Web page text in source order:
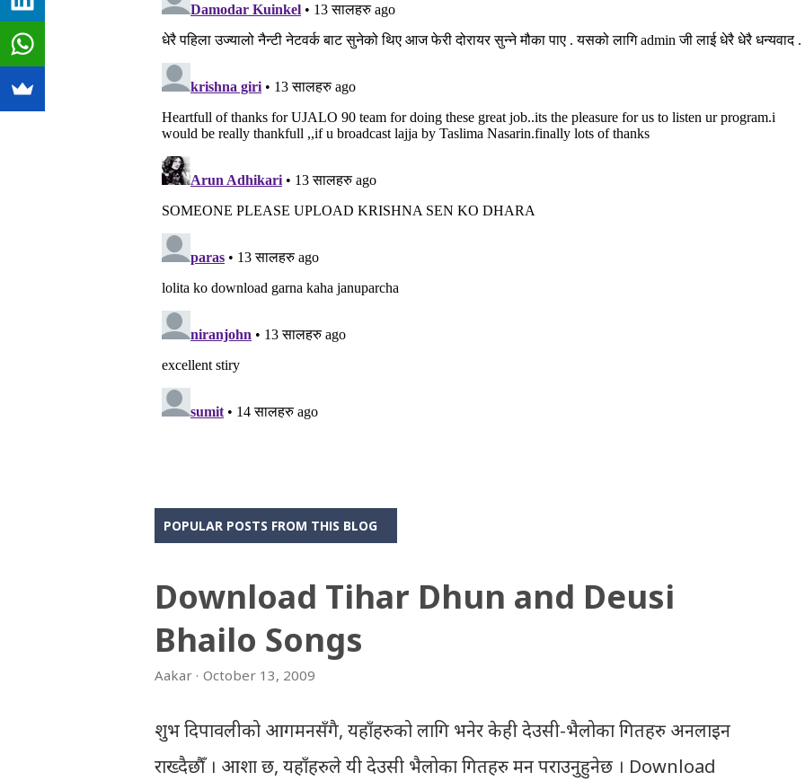
POPULAR POSTS FROM THIS BLOG
Download Tihar Dhun and Deusi
Bhailo Songs
Aakar October 13, 2009
शुभ दिपावलीको आगमनसँगै, यहाँहरुको लागि भनेर केही देउसी-भैलोका गितहरु अनलाइन
राख्दैछौँ । आशा छ, यहाँहरुले यी देउसी भैलोका गितहरु मन पराउनुहुनेछ । Download